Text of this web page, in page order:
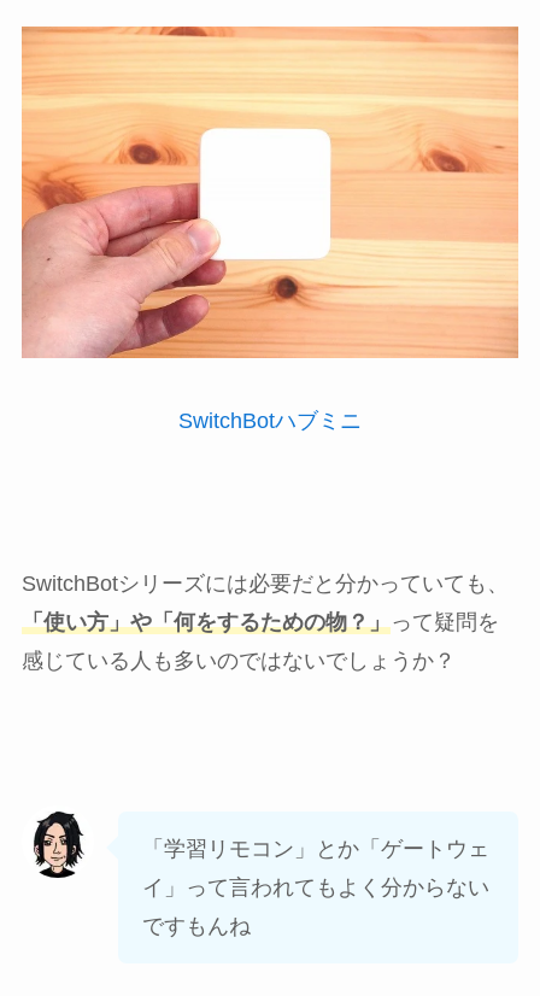
SwitchBotハブミニ
SwitchBotシリーズには必要だと分かっていても、
「使い方」や「何をするための物？」って疑問を
感じている人も多いのではないでしょうか？
「学習リモコン」とか「ゲートウェ
イ」って言われてもよく分からない
ですもんね